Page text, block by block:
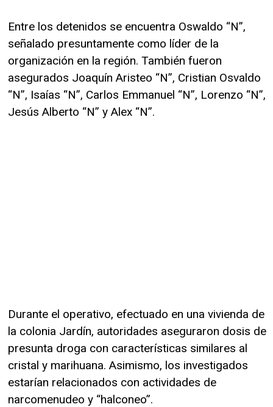
Entre los detenidos se encuentra Oswaldo “N”,
señalado presuntamente como líder de la
organización en la región. También fueron
asegurados Joaquín Aristeo “N”, Cristian Osvaldo
“N”, Isaías “N”, Carlos Emmanuel “N”, Lorenzo “N”,
Jesús Alberto “N” y Alex “N”.
Durante el operativo, efectuado en una vivienda de
la colonia Jardín, autoridades aseguraron dosis de
presunta droga con características similares al
cristal y marihuana. Asimismo, los investigados
estarían relacionados con actividades de
narcomenudeo y “halconeo”.